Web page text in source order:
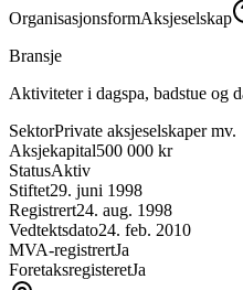
OrganisasjonsformAksjeselskap
Bransje
Aktiviteter i dagspa, badstue og
SektorPrivate aksjeselskaper mv.
Aksjekapital500 000 kr
StatusAktiv
Stiftet29. juni 1998
Registrert24. aug. 1998
Vedtektsdato24. feb. 2010
MVA-registrertJa
ForetaksregisteretJa